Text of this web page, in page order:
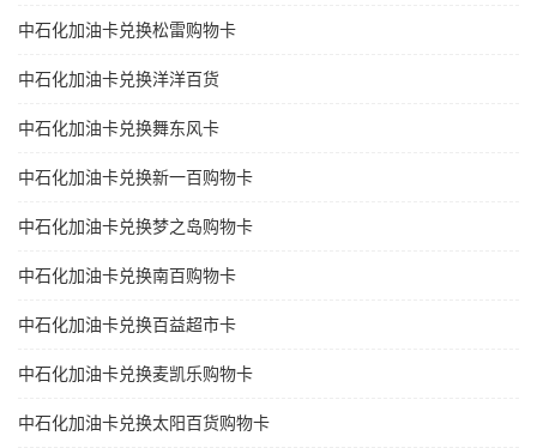
中石化加油卡兑换松雷购物卡
中石化加油卡兑换洋洋百货
中石化加油卡兑换舞东风卡
中石化加油卡兑换新一百购物卡
中石化加油卡兑换梦之岛购物卡
中石化加油卡兑换南百购物卡
中石化加油卡兑换百益超市卡
中石化加油卡兑换麦凯乐购物卡
中石化加油卡兑换太阳百货购物卡